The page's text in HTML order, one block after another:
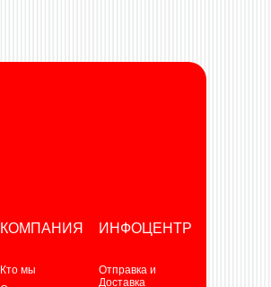
КОМПАНИЯ
Кто мы
ИНФОЦЕНТР
Отправка и
Доставка